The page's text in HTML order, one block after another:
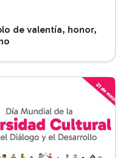
de valentía, honor,